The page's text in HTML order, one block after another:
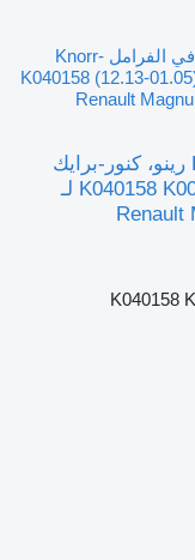
صمام التحكم في الفرامل Knorr-
Bremse رينو، كنور-برايك ماغنوم دي إكس آي (01.05-12.13) K040158
صمام التحكم في الفرامل Knorr-Bremse رينو، كنور-برايك
ماغنوم دي إكس آي (01.05-12.13) K040158 K001428 لـ
K040158